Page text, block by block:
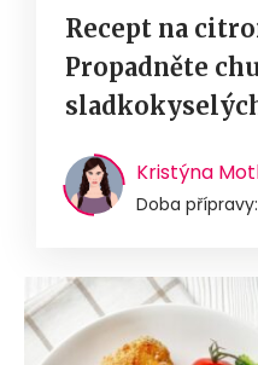
Recept na
Propadněte
Kristýna
Doba